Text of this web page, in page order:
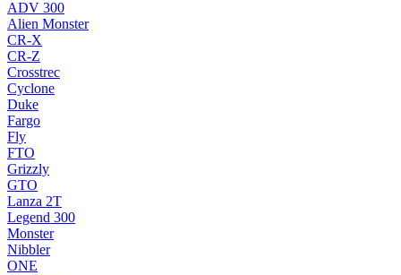
ADV 300
Alien Monster
CR-X
CR-Z
Crosstrec
Cyclone
Duke
Fargo
Fly
FTO
Grizzly
GTO
Lanza 2T
Legend 300
Monster
Nibbler
ONE